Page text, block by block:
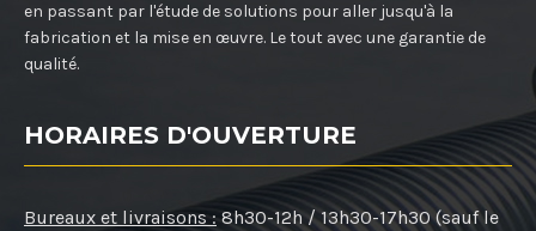
en passant par l'étude de solutions pour aller jusqu'à la
fabrication et la mise en œuvre. Le tout avec une garantie de
qualité.
HORAIRES D'OUVERTURE
Bureaux et livraisons : 8h30-12h / 13h30-17h30 (sauf le